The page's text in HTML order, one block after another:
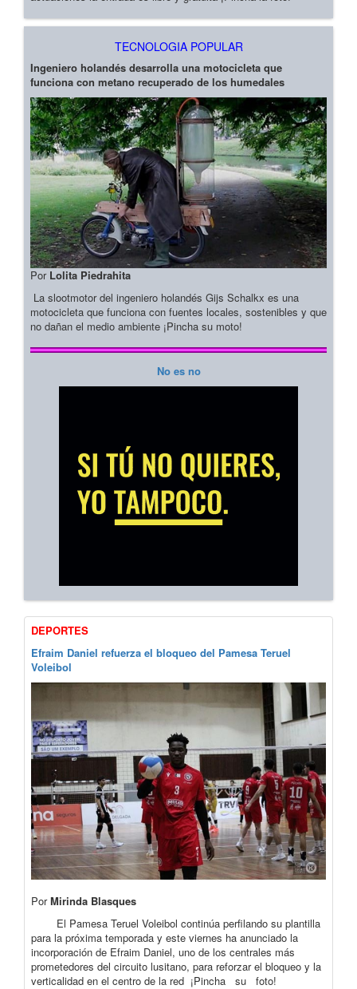
TECNOLOGIA POPULAR
Ingeniero holandés desarrolla una motocicleta que
funciona con metano recuperado de los humedales
Por Lolita Piedrahita
La slootmotor del ingeniero holandés Gijs Schalkx es una
motocicleta que funciona con fuentes locales, sostenibles y que
no dañan el medio ambiente ¡Pincha su moto!
No es no
DEPORTES
Efraim Daniel refuerza el bloqueo del Pamesa Teruel
Voleibol
PorMirinda Blasques
El Pamesa Teruel Voleibol continúa perfilando su plantilla
para la próxima temporada y este viernes ha anunciado la
incorporación de Efraim Daniel, uno de los centrales más
prometedores del circuito lusitano, para reforzar el bloqueo y la
verticalidad en el centro de la red ¡Pincha su foto!